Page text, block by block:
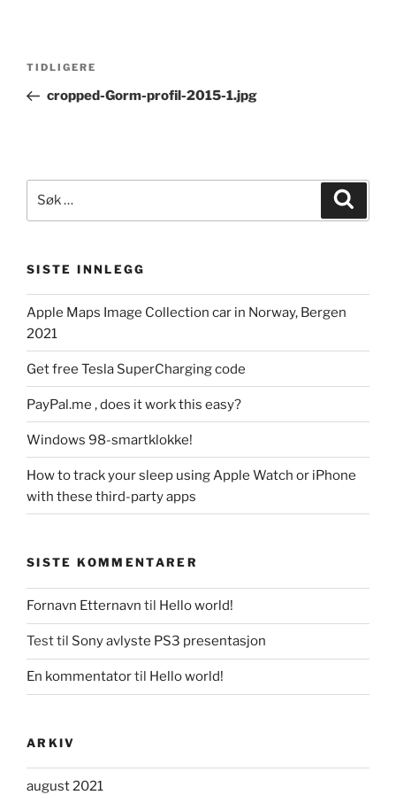
Innleggsnavigasjon
Forrige
innlegg
TIDLIGERE
cropped-Gorm-profil-2015-1.jpg
etter:
SISTE INNLEGG
Apple Maps Image Collection car in Norway, Bergen
2021
Get free Tesla SuperCharging code
PayPal.me , does it work this easy?
Windows 98-smartklokke!
How to track your sleep using Apple Watch or iPhone
with these third-party apps
SISTE KOMMENTARER
Fornavn Etternavn til Hello world!
Testtil Sony avlyste PS3 presentasjon
En kommentatortil Hello world!
ARKIV
august 2021